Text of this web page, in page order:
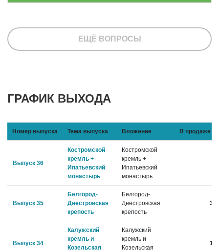
ЕЩЁ ВОПРОСЫ
ГРАФИК ВЫХОДА
Номер выпуска Тема выпуска Вложение В продаже в
Выпуск 36
Костромской
кремль +
Ипатьевский
монастырь
Костромской
кремль +
Ипатьевский
монастырь
Выпуск 35
Белгород-
Днестровская
крепость
Белгород-
Днестровская
крепость
Выпуск 34
Калужский
кремль и
Козельская
Калужский
кремль и
Козельская